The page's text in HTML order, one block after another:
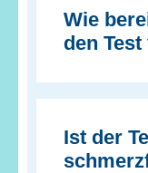
Wie
den
Ist der